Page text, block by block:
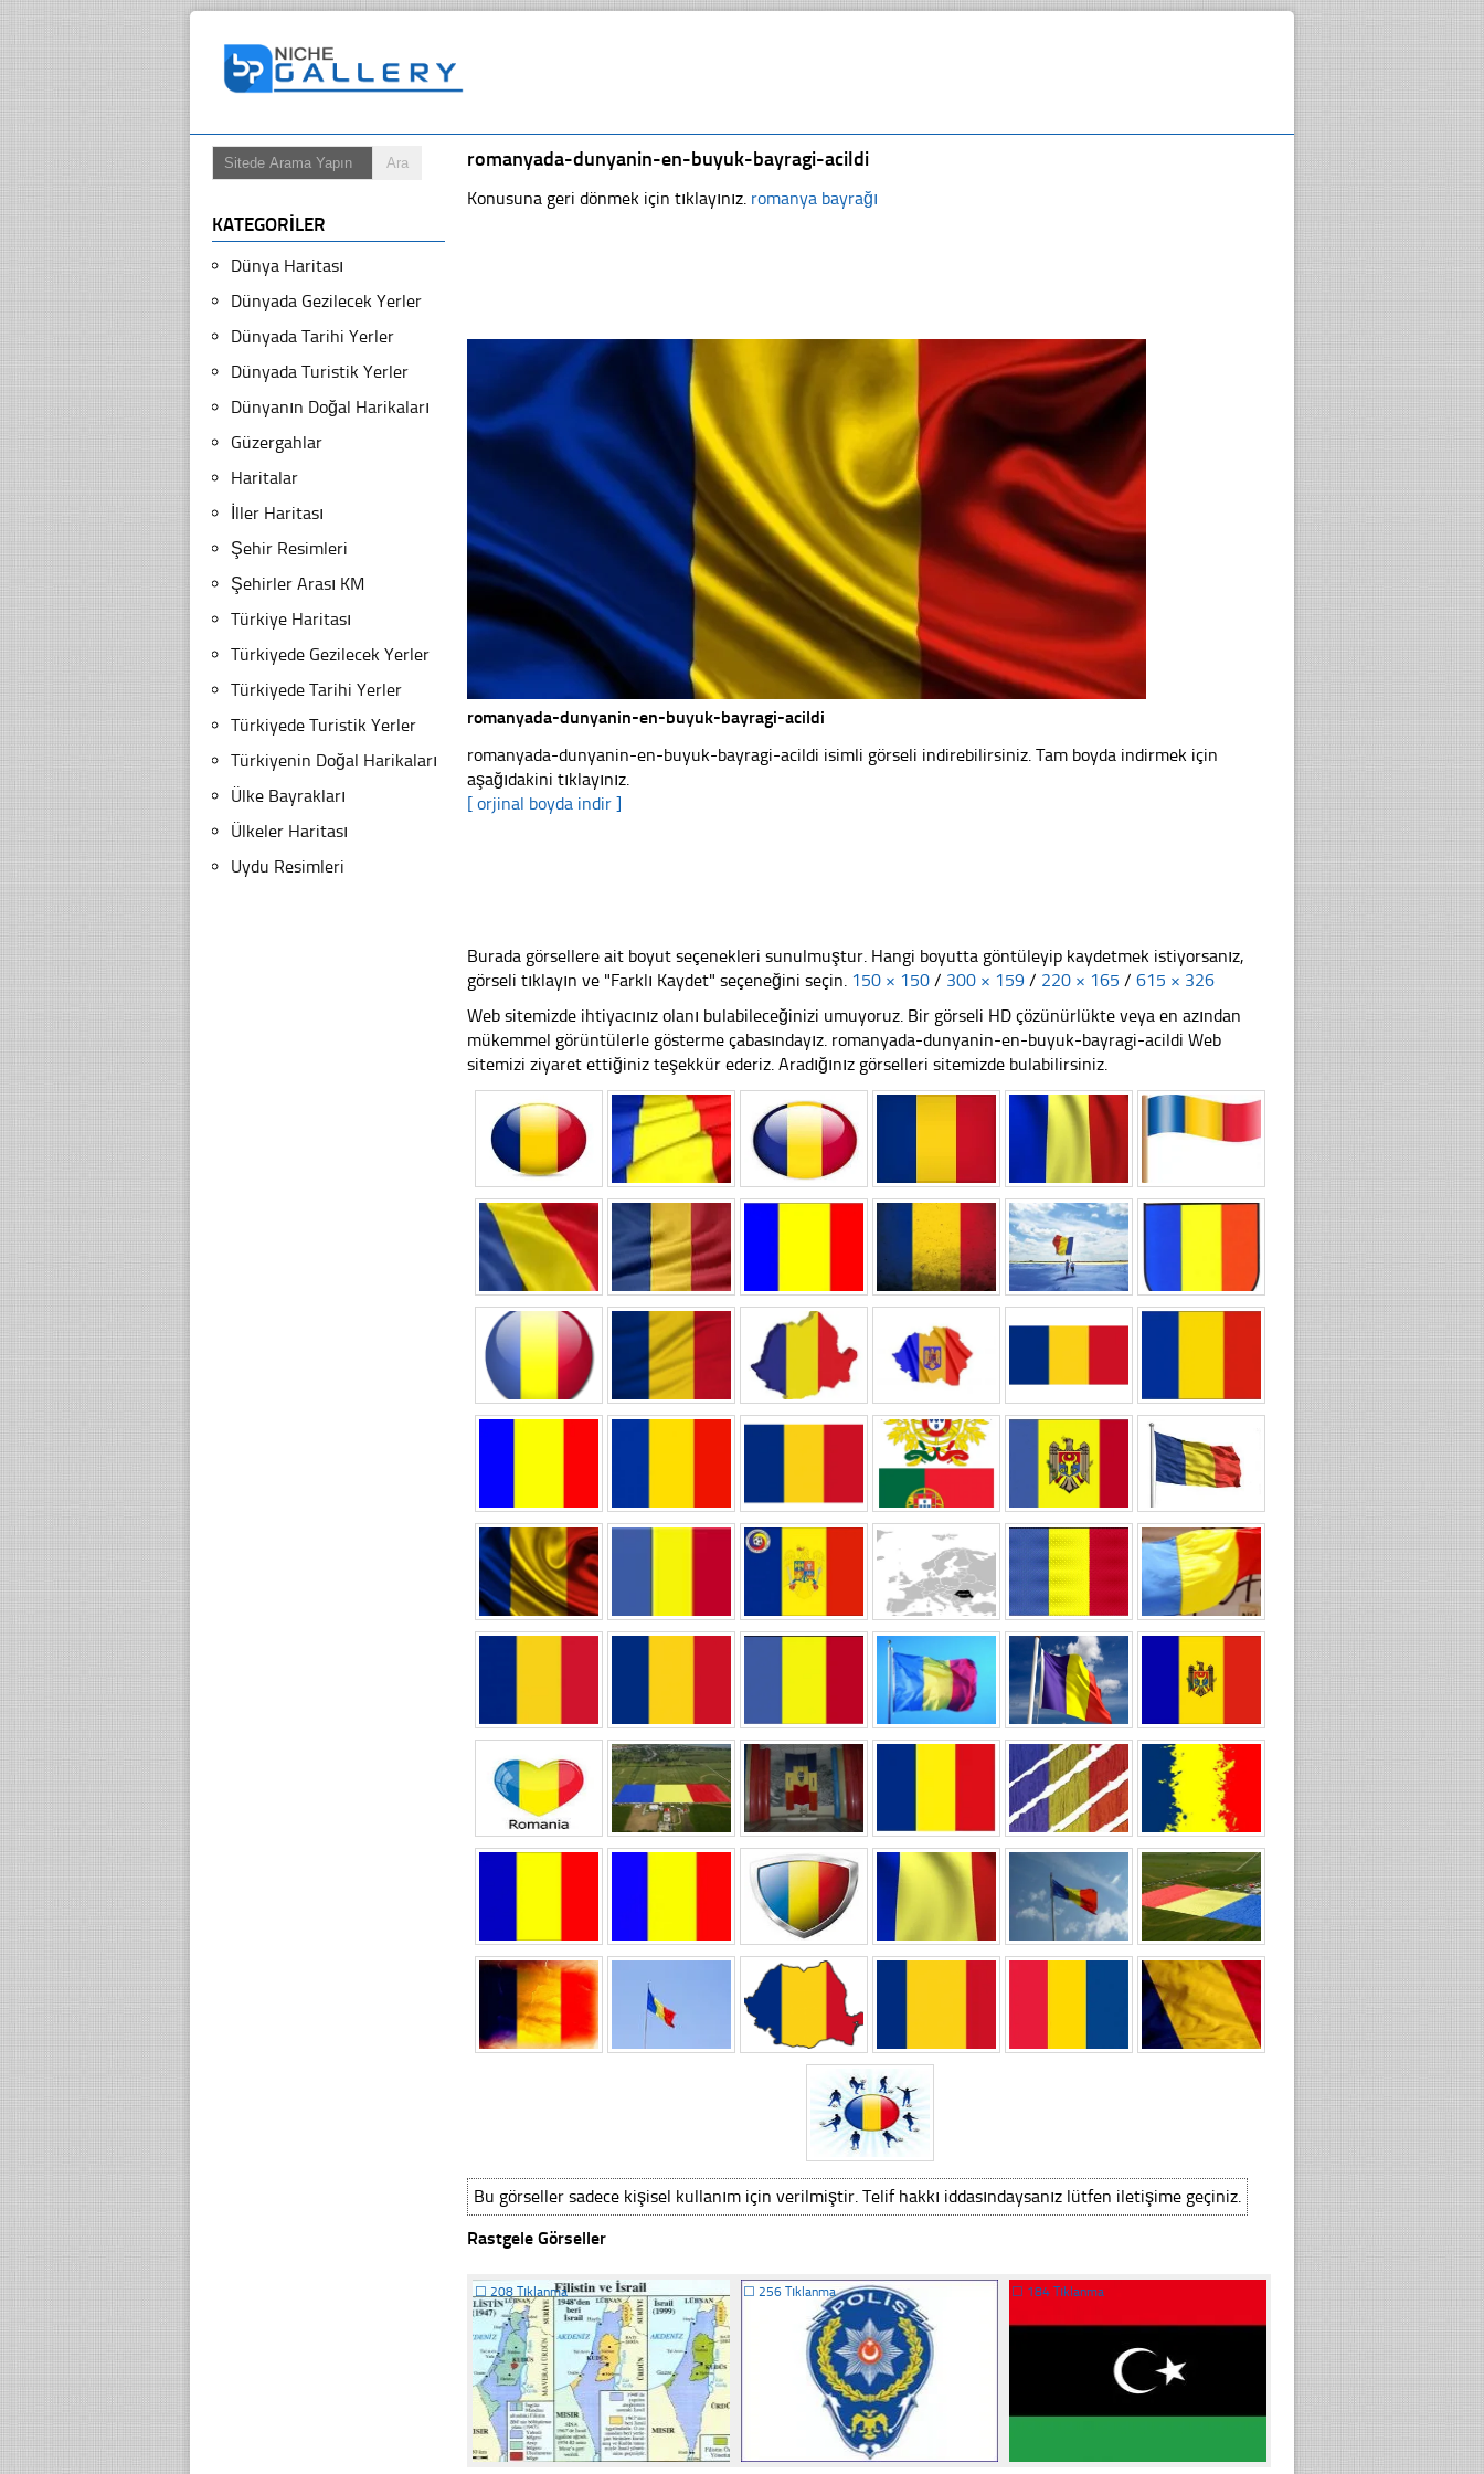
romanyada-dunyanin-en-buyuk-bayragi-acildi
Konusuna geri dönmek için tıklayınız. romanya bayrağı
romanyada-dunyanin-en-buyuk-bayragi-acildi
romanyada-dunyanin-en-buyuk-bayragi-acildi isimli görseli indirebilirsiniz. Tam boyda indirmek için
aşağıdakini tıklayınız.
[ orjinal boyda indir ]
Burada görsellere ait boyut seçenekleri sunulmuştur. Hangi boyutta göntüleyip kaydetmek istiyorsanız,
görseli tıklayın ve "Farklı Kaydet" seçeneğini seçin. 150 × 150 / 300 × 159 / 220 × 165 / 615 × 326
Web sitemizde ihtiyacınız olanı bulabileceğinizi umuyoruz. Bir görseli HD çözünürlükte veya en azından
mükemmel görüntülerle gösterme çabasındayız. romanyada-dunyanin-en-buyuk-bayragi-acildi Web
sitemizi ziyaret ettiğiniz teşekkür ederiz. Aradığınız görselleri sitemizde bulabilirsiniz.
Bu görseller sadece kişisel kullanım için verilmiştir. Telif hakkı iddasındaysanız lütfen iletişime geçiniz.
Rastgele Görseller
☐208 Tıklanma ☐ 256 Tıklanma ☐ 184 Tıklanma
KATEGORILER
Dünya Haritası
Dünyada Gezilecek Yerler
Dünyada Tarihi Yerler
Dünyada Turistik Yerler
Dünyanın Doğal Harikaları
Güzergahlar
Haritalar
İller Haritası
Şehir Resimleri
Şehirler Arası KM
Türkiye Haritası
Türkiyede Gezilecek Yerler
Türkiyede Tarihi Yerler
Türkiyede Turistik Yerler
Türkiyenin Doğal Harikaları
Ülke Bayrakları
Ülkeler Haritası
Uydu Resimleri